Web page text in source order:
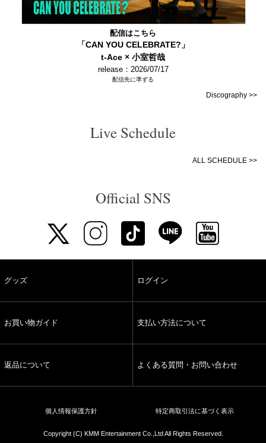
配信はこちら
「CAN YOU CELEBRATE?」
t-Ace × 小室哲哉
release：2026/07/17
配信先に準ずる
Discography >>
Live Schedule
ALL SCHEDULE >>
Official SNS
グッズ ログイン
お買い物ガイド 支払い方法について
返品について よくある質問・お問い合わせ
個人情報保護方針 特定商取引法に基づく表示
Copyright (C) KMM Entertainment Co.,Ltd All Rights Reserved.